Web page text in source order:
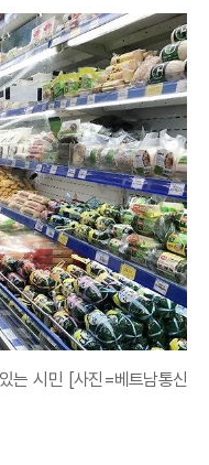
는 시민 [사진=베트남통신